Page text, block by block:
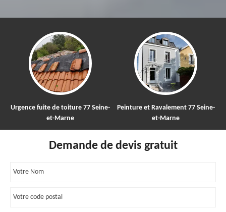
Urgence fuite de toiture 77 Seine-
et-Marne
Peinture et Ravalement 77 Seine-
et-Marne
Demande de devis gratuit